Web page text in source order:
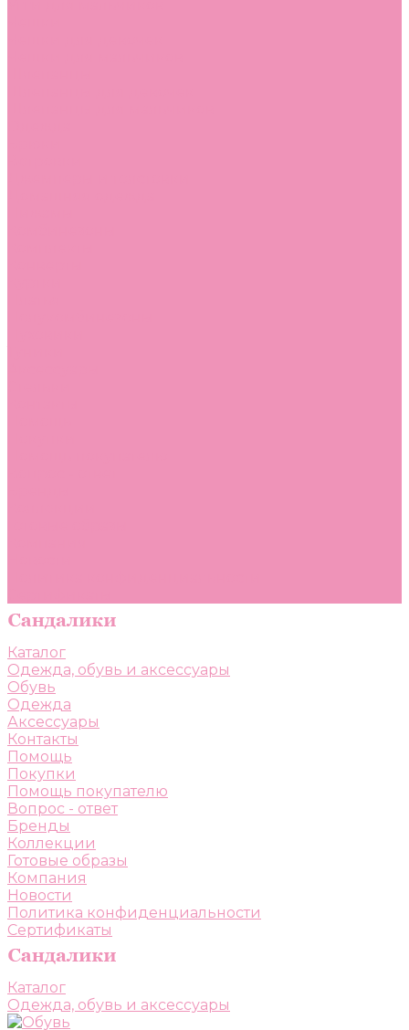
Каталог
Одежда, обувь и аксессуары
Обувь
Одежда
Аксессуары
Контакты
Помощь
Покупки
Помощь покупателю
Вопрос - ответ
Бренды
Коллекции
Готовые образы
Компания
Новости
Политика конфиденциальности
Сертификаты
Каталог
Одежда, обувь и аксессуары